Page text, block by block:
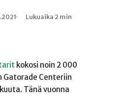
Lukuaika 2 min
kokosi noin 2 000
Gatorade Centeriin
Tänä vuonna